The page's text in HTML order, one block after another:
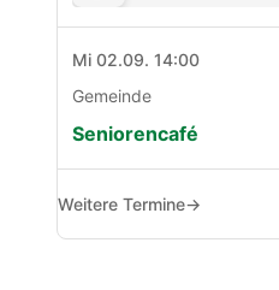
Mi 02.09. 14:00
Gemeinde
Seniorencafé
Weitere Termine→